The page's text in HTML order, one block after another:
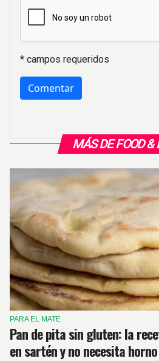
MÁS DE FOOD
PARA EL MATE
Pan de pita sin gluten: la
en sartén y no necesita horno
* campos requeridos